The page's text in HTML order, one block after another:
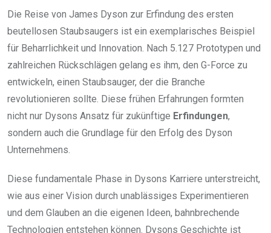
Die Reise von James Dyson zur Erfindung des ersten
beutellosen Staubsaugers ist ein exemplarisches Beispiel
für Beharrlichkeit und Innovation. Nach 5.127 Prototypen und
zahlreichen Rückschlägen gelang es ihm, den G-Force zu
entwickeln, einen Staubsauger, der die Branche
revolutionieren sollte. Diese frühen Erfahrungen formten
nicht nur Dysons Ansatz für zukünftige Erfindungen,
sondern auch die Grundlage für den Erfolg des Dyson
Unternehmens.
Diese fundamentale Phase in Dysons Karriere unterstreicht,
wie aus einer Vision durch unablässiges Experimentieren
und dem Glauben an die eigenen Ideen, bahnbrechende
Technologien entstehen können. Dysons Geschichte ist